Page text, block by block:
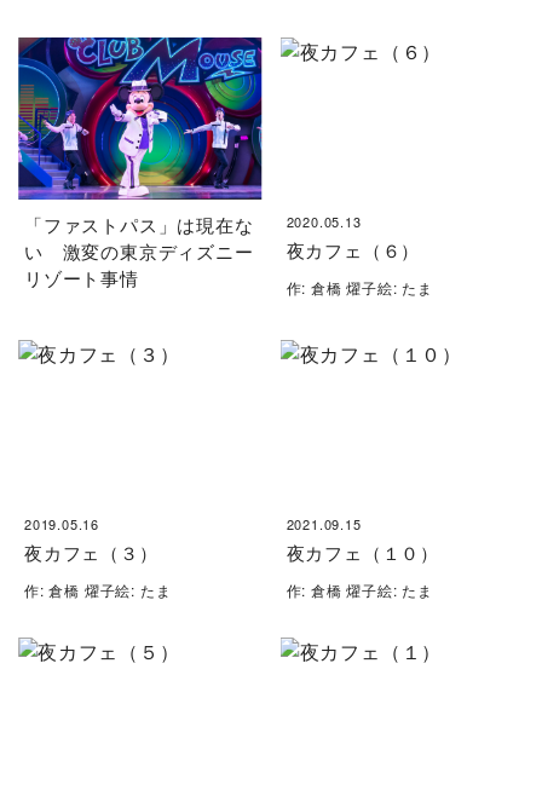
「ファストパス」は現在な
い 激変の東京ディズニー
リゾート事情
2020.05.13
夜カフェ（６）
作: 倉橋 燿子絵: たま
2019.05.16
夜カフェ（３）
作: 倉橋 燿子絵: たま
2021.09.15
夜カフェ（１０）
作: 倉橋 燿子絵: たま